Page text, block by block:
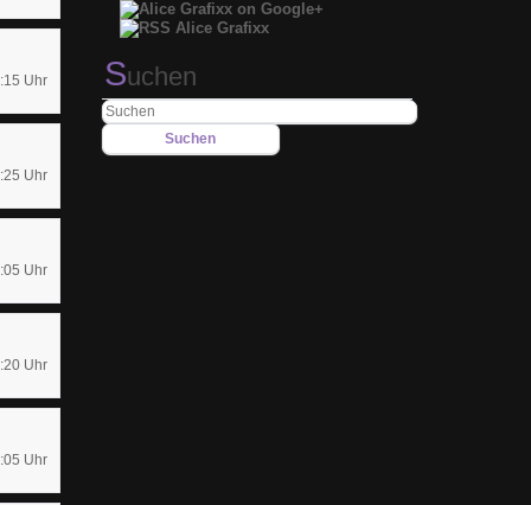
Uhr
Uhr
Uhr
Uhr
Uhr
Suchen